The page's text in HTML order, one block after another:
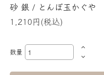
砂 銀 / とんぼ玉かぐや
1,210円(税込)
数量